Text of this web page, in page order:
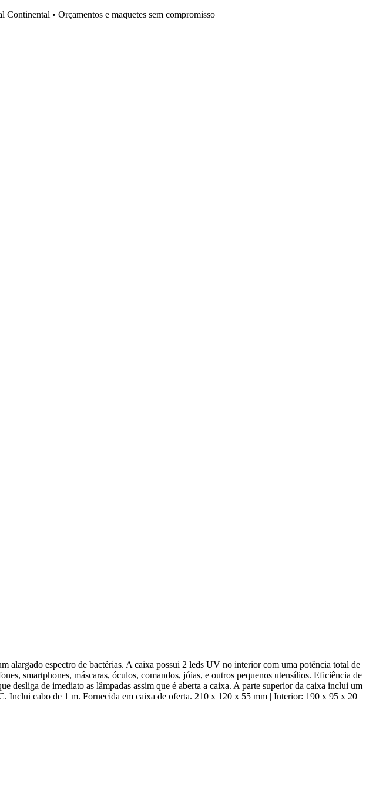
Continental • Orçamentos e maquetes sem compromisso
espectro de bactérias. A caixa possui 2 leds UV no interior com uma potência total de
smartphones, máscaras, óculos, comandos, jóias, e outros pequenos utensílios. Eficiência de
desliga de imediato as lâmpadas assim que é aberta a caixa. A parte superior da caixa inclui um
Inclui cabo de 1 m. Fornecida em caixa de oferta. 210 x 120 x 55 mm | Interior: 190 x 95 x 20